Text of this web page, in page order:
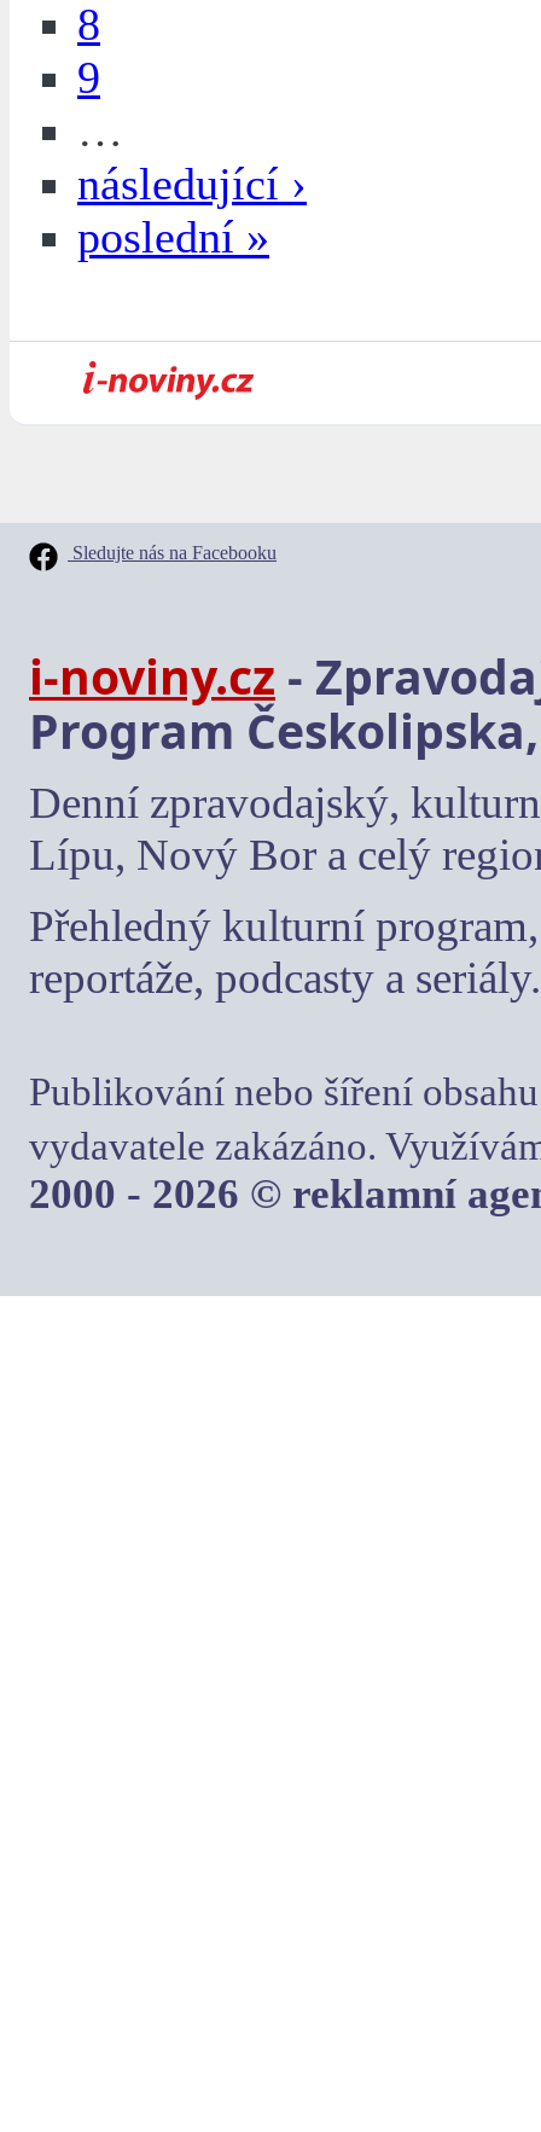
8
9
…
následující ›
poslední »
Sledujte nás na Facebooku
i-noviny.cz -
Program
Denní zpravodajský,
Lípu, Nový Bor a celý
Přehledný kulturní
reportáže, podcasty a seriály.
Publikování nebo šíření
vydavatele zakázáno.
2000 - 2026 © reklamní